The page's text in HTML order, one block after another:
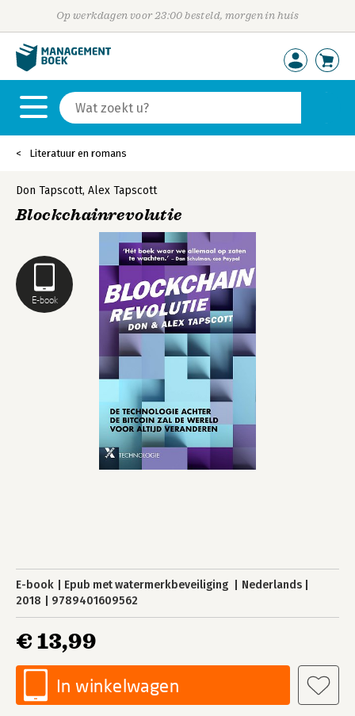
Op werkdagen voor 23:00 besteld, morgen in huis
Literatuur en romans
E-book
Don Tapscott, Alex Tapscott
Blockchainrevolutie
E-book Epub met watermerkbeveiliging
Nederlands
2018
9789401609562
€ 13,99
In winkelwagen